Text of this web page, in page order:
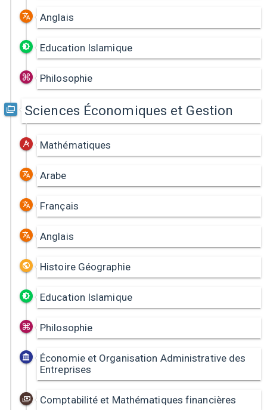
Anglais
Education Islamique
Philosophie
Sciences Économiques et Gestion
Mathématiques
Arabe
Français
Anglais
Histoire Géographie
Education Islamique
Philosophie
Économie et Organisation Administrative des
Entreprises
Comptabilité et Mathématiques financières